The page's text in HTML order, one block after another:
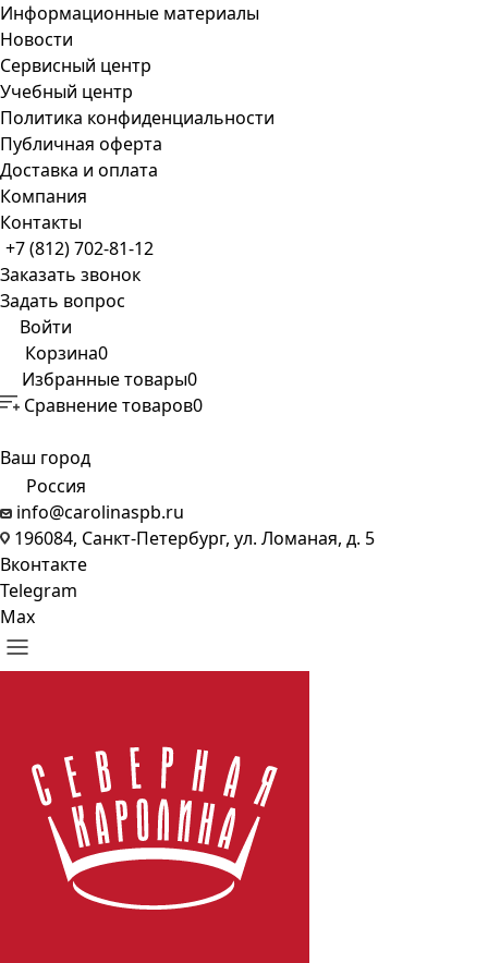
Информационные материалы
Новости
Сервисный центр
Учебный центр
Политика конфиденциальности
Публичная оферта
Доставка и оплата
Компания
Контакты
+7 (812) 702-81-12
Заказать звонок
Задать вопрос
Войти
Корзина0
Избранные товары0
Сравнение товаров0
Ваш город
Россия
info@carolinaspb.ru
196084, Санкт-Петербург, ул. Ломаная, д. 5
Вконтакте
Telegram
Max